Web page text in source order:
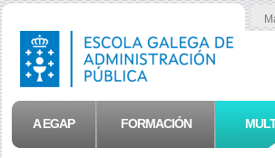
A EGAP FORMACIÓN